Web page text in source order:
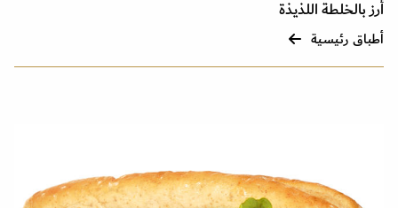
أرز بالخلطة اللذيذة
أطباق رئيسية